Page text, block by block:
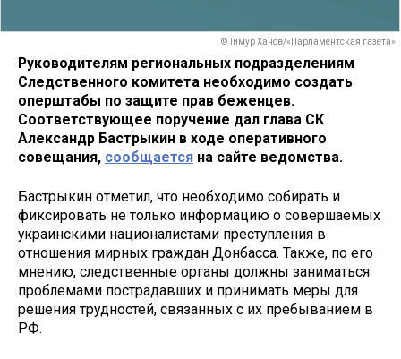
© Тимур Ханов/«Парламентская газета»
Руководителям региональных подразделениям
Следственного комитета необходимо создать
оперштабы по защите прав беженцев.
Соответствующее поручение дал глава СК
Александр Бастрыкин в ходе оперативного
совещания, сообщается на сайте ведомства.
Бастрыкин отметил, что необходимо собирать и
фиксировать не только информацию о совершаемых
украинскими националистами преступления в
отношения мирных граждан Донбасса. Также, по его
мнению, следственные органы должны заниматься
проблемами пострадавших и принимать меры для
решения трудностей, связанных с их пребыванием в
РФ.